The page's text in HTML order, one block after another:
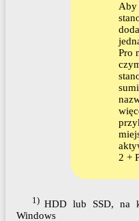
Pro
2 +
1)HDD lub SSD, na
Windows